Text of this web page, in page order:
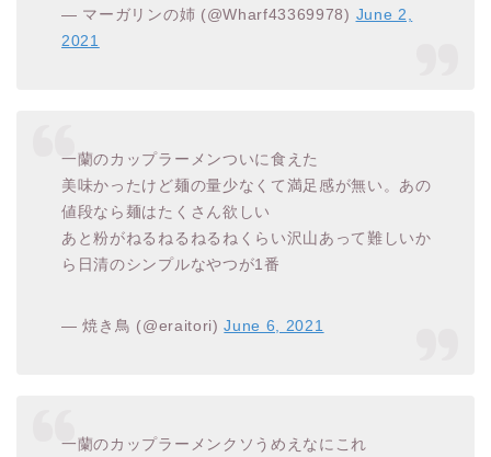
— マーガリンの姉 (@Wharf43369978) June 2,
2021
一蘭のカップラーメンついに食えた
美味かったけど麺の量少なくて満足感が無い。あの
値段なら麺はたくさん欲しい
あと粉がねるねるねるねくらい沢山あって難しいか
ら日清のシンプルなやつが1番
— 焼き鳥 (@eraitori)June 6, 2021
一蘭のカップラーメンクソうめえなにこれ